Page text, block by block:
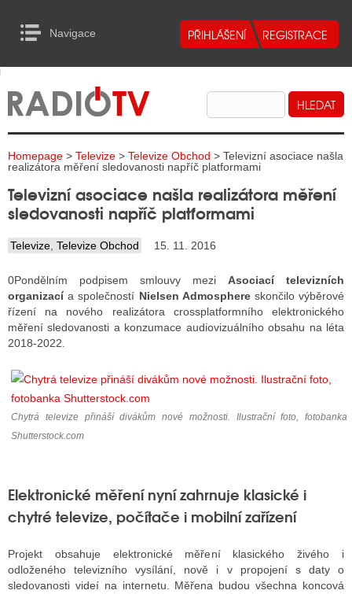
Navigace
RADIA
TELEVIZE
INTERNET
TISK
RADIA
RÁDIÍ
RÁDIÍ
VYSÍLAČE
TELEVIZE
TELEVIZÍ
INTERNET
RÁDIA
STRÁNKY RÁDIÍ
to Content
Homepage > Televize > Televize Obchod > Televizní asociace našla
realizátora měření sledovanosti napříč platformami
Televizní asociace našla realizátora měření
sledovanosti napříč platformami
Televize Televize Obchod 15. 11. 2016
0Pondělním podpisem smlouvy mezi Asociací televizních
organizacía společností Nielsen Admosphereskončilo výběrové
řízení na nového realizátora crossplatformního elektronického
měření sledovanosti a konzumace audiovizuálního obsahu na léta
2018-2022.
Chytrá televize přináší divákům nové možnosti. Ilustrační foto, fotobanka
Shutterstock.com
Elektronické měření nyní zahrnuje klasické i
chytré televize, počítače i mobilní zařízení
Projekt obsahuje elektronické měření klasického živého i
odloženého televizního vysílání, nově i v propojení s daty o
sledovanosti videí na internetu. Měřena budou všechna koncová